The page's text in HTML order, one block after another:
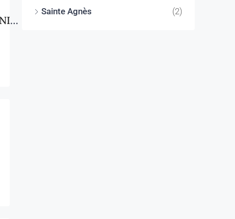
APPARTEMENT TROIS PIECES MENTON MAIRIE DERNIER ETAGE
Sainte Agnès
(2)